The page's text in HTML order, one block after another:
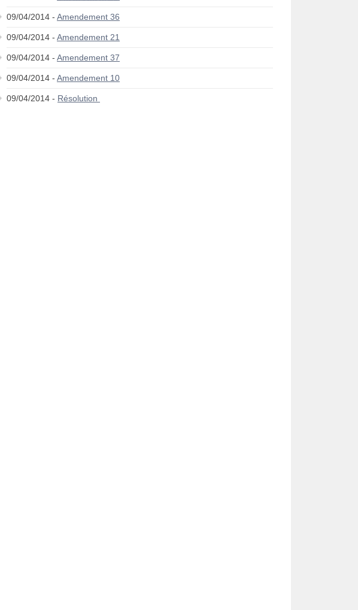
09/04/2014 - Amendement 36
09/04/2014 - Amendement 21
09/04/2014 - Amendement 37
09/04/2014 - Amendement 10
09/04/2014 - Résolution